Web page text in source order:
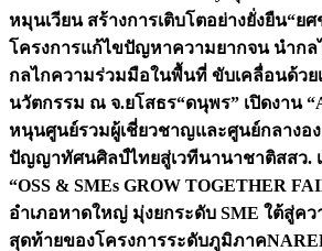
หมุนเวียน สร้างการเติบโตอย่างยั่งยืน“ยศ
โครงการแก้ไขปัญหาความยากจน นำกล
กลไกความร่วมมือในพื้นที่ ขับเคลื่อนด้วย
นวัตกรรม ณ จ.ยโสธร“ดนุพร” เปิดงาน
หนุนศูนย์รวมผู้เชี่ยวชาญและศูนย์กลางอ
ปัญญาทัศนศิลป์ไทยสู่เวทีนานาชาติสสว.
“OSS & SMEs GROW TOGETHER
อำเภอหาดใหญ่ มุ่งยกระดับ SME ใต้สู่คว
สุดท้ายของโครงการระดับภูมิภาค